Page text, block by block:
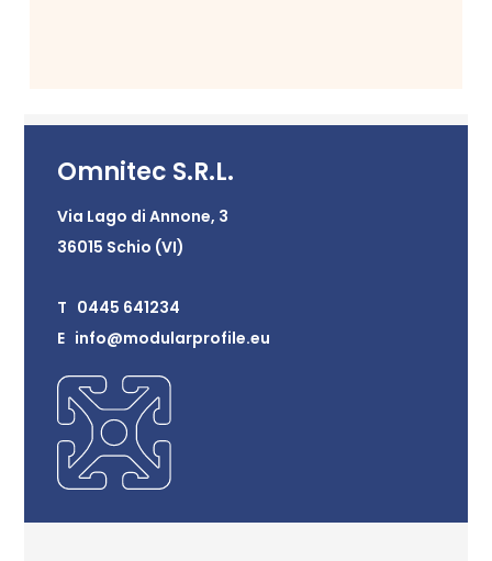
Omnitec S.R.L.
Via Lago di Annone, 3
36015 Schio (VI)
T 0445 641234
E info@modularprofile.eu